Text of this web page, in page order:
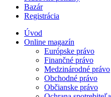
Bazár
Registrácia
Úvod
Online magazín
Európske právo
Finančné právo
Medzinárodné právo
Obchodné právo
Občianske právo